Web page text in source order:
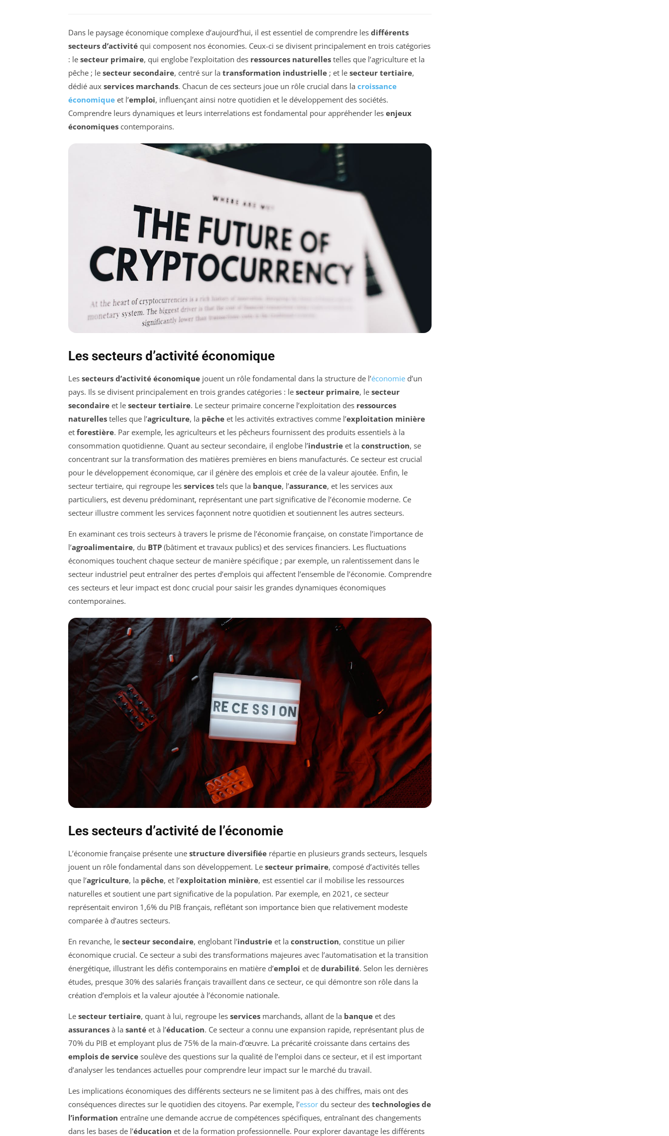
Dans le paysage économique complexe d’aujourd’hui, il est essentiel de comprendre les différents
secteurs d’activité qui composent nos économies. Ceux-ci se divisent principalement en trois catégories
: le secteur primaire, qui englobe l’exploitation des ressources naturelles telles que l’agriculture et la
pêche ; le secteur secondaire, centré sur la transformation industrielle ; et le secteur tertiaire,
dédié aux services marchands. Chacun de ces secteurs joue un rôle crucial dans la croissance
économique et l’emploi, influençant ainsi notre quotidien et le développement des sociétés.
Comprendre leurs dynamiques et leurs interrelations est fondamental pour appréhender les enjeux
économiques contemporains.
Les secteurs d’activité économique
Les secteurs d’activité économique jouent un rôle fondamental dans la structure de l’économie d’un
pays. Ils se divisent principalement en trois grandes catégories : le secteur primaire, le secteur
secondaire et le secteur tertiaire. Le secteur primaire concerne l’exploitation des ressources
naturelles telles que l’agriculture, la pêche et les activités extractives comme l’exploitation minière
et forestière. Par exemple, les agriculteurs et les pêcheurs fournissent des produits essentiels à la
consommation quotidienne. Quant au secteur secondaire, il englobe l’industrie et la construction, se
concentrant sur la transformation des matières premières en biens manufacturés. Ce secteur est crucial
pour le développement économique, car il génère des emplois et crée de la valeur ajoutée. Enfin, le
secteur tertiaire, qui regroupe les services tels que la banque, l’assurance, et les services aux
particuliers, est devenu prédominant, représentant une part significative de l’économie moderne. Ce
secteur illustre comment les services façonnent notre quotidien et soutiennent les autres secteurs.
En examinant ces trois secteurs à travers le prisme de l’économie française, on constate l’importance de
l’agroalimentaire, du BTP (bâtiment et travaux publics) et des services financiers. Les fluctuations
économiques touchent chaque secteur de manière spécifique ; par exemple, un ralentissement dans le
secteur industriel peut entraîner des pertes d’emplois qui affectent l’ensemble de l’économie. Comprendre
ces secteurs et leur impact est donc crucial pour saisir les grandes dynamiques économiques
contemporaines.
Les secteurs d’activité de l’économie
L’économie française présente une structure diversifiée répartie en plusieurs grands secteurs, lesquels
jouent un rôle fondamental dans son développement. Le secteur primaire, composé d’activités telles
que l’agriculture, la pêche, et l’exploitation minière, est essentiel car il mobilise les ressources
naturelles et soutient une part significative de la population. Par exemple, en 2021, ce secteur
représentait environ 1,6% du PIB français, reflétant son importance bien que relativement modeste
comparée à d’autres secteurs.
En revanche, le secteur secondaire, englobant l’industrie et la construction, constitue un pilier
économique crucial. Ce secteur a subi des transformations majeures avec l’automatisation et la transition
énergétique, illustrant les défis contemporains en matière d’emploi et de durabilité. Selon les dernières
études, presque 30% des salariés français travaillent dans ce secteur, ce qui démontre son rôle dans la
création d’emplois et la valeur ajoutée à l’économie nationale.
Le secteur tertiaire, quant à lui, regroupe les services marchands, allant de la banque et des
assurances à la santé et à l’éducation. Ce secteur a connu une expansion rapide, représentant plus de
70% du PIB et employant plus de 75% de la main-d’œuvre. La précarité croissante dans certains des
emplois de service soulève des questions sur la qualité de l’emploi dans ce secteur, et il est important
d’analyser les tendances actuelles pour comprendre leur impact sur le marché du travail.
Les implications économiques des différents secteurs ne se limitent pas à des chiffres, mais ont des
conséquences directes sur le quotidien des citoyens. Par exemple, l’essor du secteur des technologies de
l’information entraîne une demande accrue de compétences spécifiques, entraînant des changements
dans les bases de l’éducation et de la formation professionnelle. Pour explorer davantage les différents